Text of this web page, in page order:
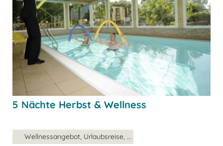
5 Nächte Herbst & Wellness
Wellnessangebot, Urlaubsreise, ...